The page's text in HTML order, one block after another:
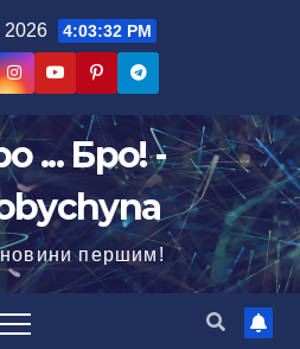
2026 4:03:33 PM
... Бро! -
новини першим!